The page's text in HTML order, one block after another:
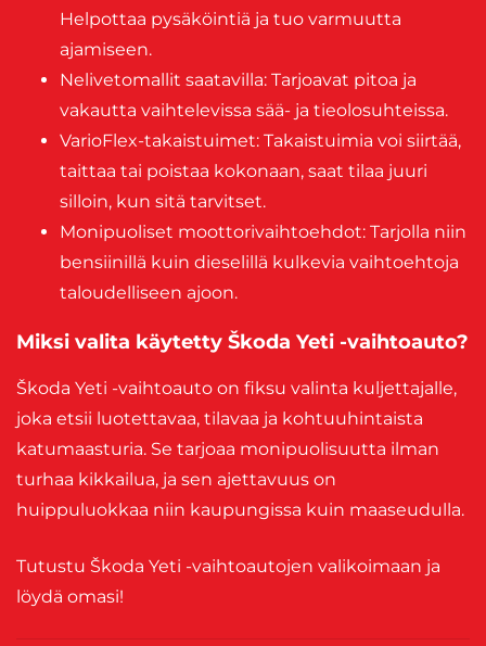
Helpottaa pysäköintiä ja tuo varmuutta
ajamiseen.
Nelivetomallit saatavilla: Tarjoavat pitoa ja
vakautta vaihtelevissa sää- ja tieolosuhteissa.
VarioFlex-takaistuimet: Takaistuimia voi siirtää,
taittaa tai poistaa kokonaan, saat tilaa juuri
silloin, kun sitä tarvitset.
Monipuoliset moottorivaihtoehdot: Tarjolla niin
bensiinillä kuin dieselillä kulkevia vaihtoehtoja
taloudelliseen ajoon.
Miksi valita käytetty Škoda Yeti -vaihtoauto?
Škoda Yeti -vaihtoauto on fiksu valinta kuljettajalle,
joka etsii luotettavaa, tilavaa ja kohtuuhintaista
katumaasturia. Se tarjoaa monipuolisuutta ilman
turhaa kikkailua, ja sen ajettavuus on
huippuluokkaa niin kaupungissa kuin maaseudulla.
Tutustu Škoda Yeti -vaihtoautojen valikoimaan ja
löydä omasi!